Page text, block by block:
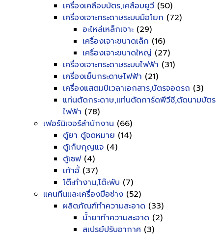
เครื่องเคลือบบัตร,เคลือบยูวี (50)
เครื่องเจาะกระดาษระบบมือโยก (72)
อะไหล่เหล็กเจาะ (29)
เครื่องเจาะขนาดเล็ก (16)
เครื่องเจาะขนาดใหญ่ (27)
เครื่องเจาะกระดาษระบบไฟฟ้า (31)
เครื่องเย็บกระดาษไฟฟ้า (21)
เครื่องแสตมป์เวลาเอกสาร,บัตรจอดรถ (3)
แท่นตัดกระดาษ,แท่นตัดการ์ดพีวีซี,ตัดนามบัตร
ไฟฟ้า (78)
เฟอร์นิเจอร์สำนักงาน (66)
ตู้ยา ตู้จดหมาย (14)
ตู้เก็บกุญแจ (4)
ตู้เซฟ(4)
เก้าอี้ (37)
โต๊ะทำงาน,โต๊ะพับ (7)
แคนทีนและเครื่องมือช่าง (52)
ผลิตภัณฑ์ทำความสะอาด (33)
น้ำยาทำความสะอาด (2)
สเปรย์ปรับอากาศ (3)